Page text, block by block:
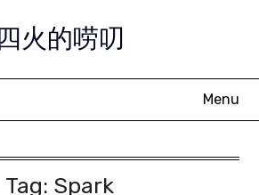
火的唠叨
Menu
Tag: Spark